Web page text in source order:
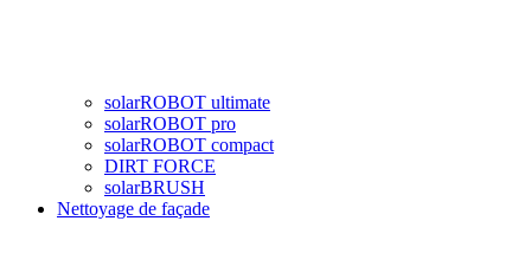
solarROBOT ultimate
solarROBOT pro
solarROBOT compact
DIRT FORCE
solarBRUSH
Nettoyage de façade